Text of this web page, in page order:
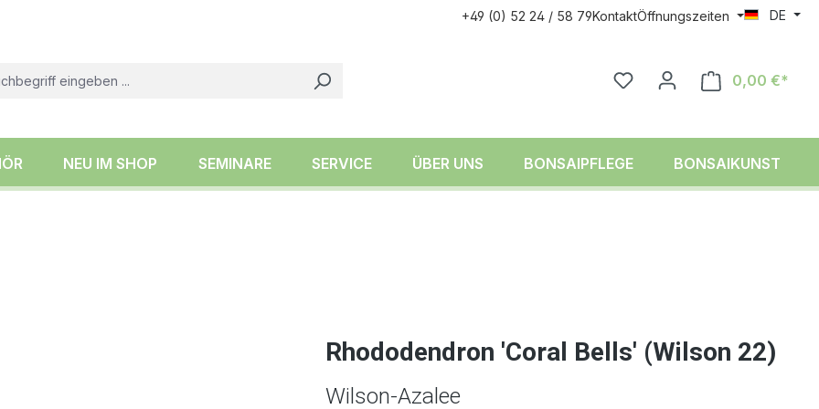
+49 (0) 52 24 / 58 79KontaktÖffnungszeiten DE
0,00 €*
NEU IM SHOP SEMINARE SERVICE ÜBER UNS BONSAIPFLEGE BONSAIKUNST
Rhododendron 'Coral Bells' (Wilson 22)
Wilson-Azalee